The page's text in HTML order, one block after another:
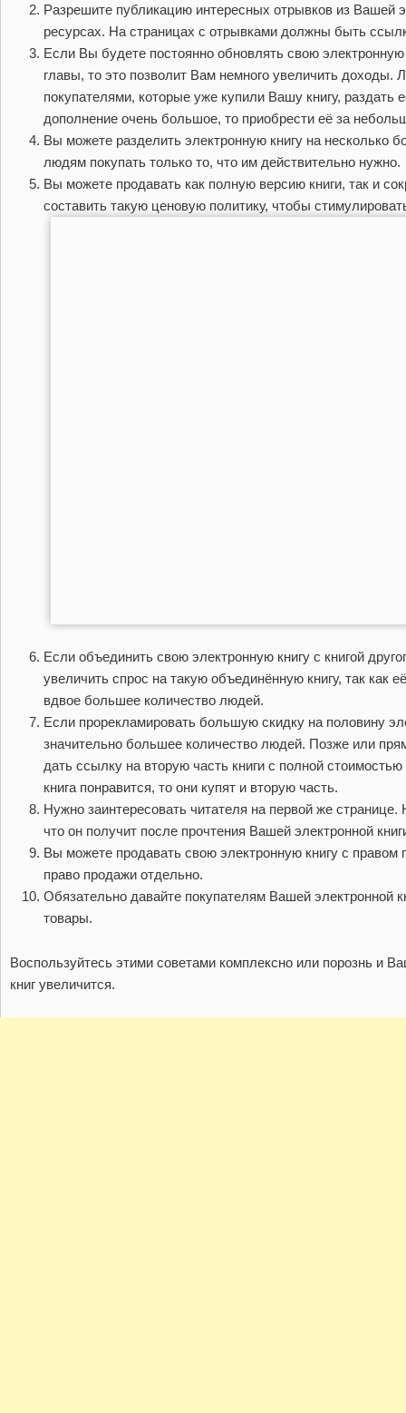
Разрешите публикацию интересных отрывков из Вашей
ресурсах. На страницах с отрывками должны быть
Если Вы будете постоянно обновлять свою
главы, то это позволит Вам немного увеличить доходы.
покупателями, которые уже купили Вашу книгу, раздать
дополнение очень большое, то приобрести её за
Вы можете разделить электронную книгу на несколько
людям покупать только то, что им действительно нужно.
Вы можете продавать как полную версию книги, так и
составить такую ценовую политику, чтобы
Если объединить свою электронную книгу с книгой
увеличить спрос на такую объединённую книгу, так как
вдвое большее количество людей.
Если прорекламировать большую скидку на половину
значительно большее количество людей. Позже или
дать ссылку на вторую часть книги с полной
книга понравится, то они купят и вторую часть.
Нужно заинтересовать читателя на первой же
что он получит после прочтения Вашей электронной
Вы можете продавать свою электронную книгу с правом
право продажи отдельно.
Обязательно давайте покупателям Вашей электронной
товары.
Воспользуйтесь этими советами комплексно или порознь и
книг увеличится.